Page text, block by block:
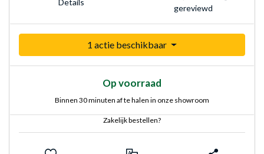
gereviewd
1 actie beschikbaar
Op voorraad
Binnen 30 minuten af te halen in onze showroom
Zakelijk bestellen?